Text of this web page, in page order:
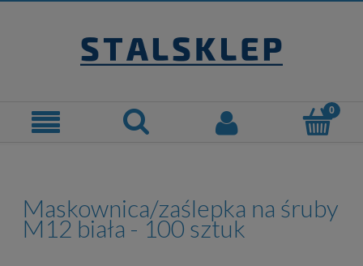
Maskownica/zaślepka na śruby
M12 biała - 100 sztuk